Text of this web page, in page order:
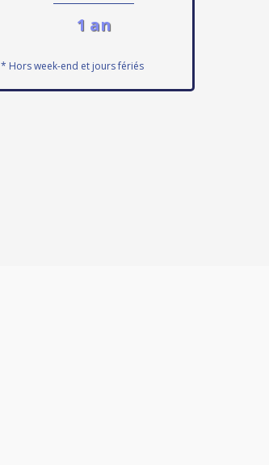
1 an
* Hors week-end et jours fériés